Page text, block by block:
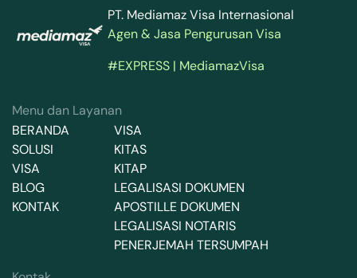
PT. Mediamaz Visa Internasional
Agen & Jasa Pengurusan Visa
#EXPRESS | MediamazVisa
Menu dan Layanan
BERANDA
SOLUSI
VISA
BLOG
KONTAK
VISA
KITAS
KITAP
LEGALISASI DOKUMEN
APOSTILLE DOKUMEN
LEGALISASI NOTARIS
PENERJEMAH TERSUMPAH